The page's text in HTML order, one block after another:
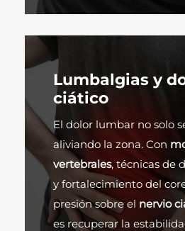
Lumbalgias y
ciático
El dolor lumbar no solo
aliviando la zona. Con
vertebrales, técnicas de
y fortalecimiento del
presión sobre el nervio
es recuperar la